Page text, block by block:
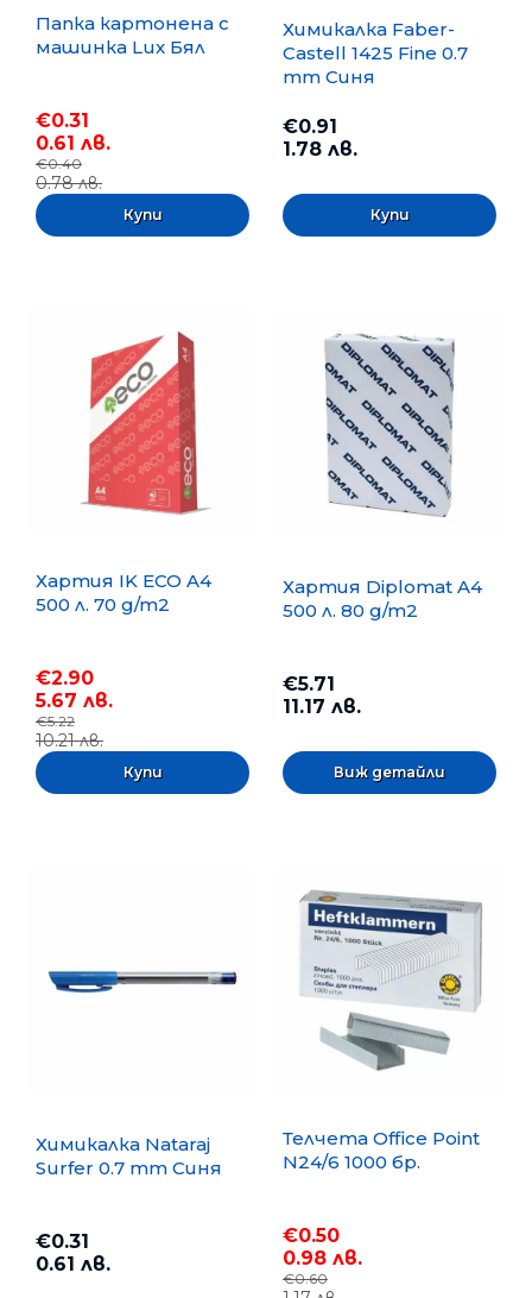
Папка картонена с
машинка Lux Бял
€0.31
0.61 лв.
€0.40
0.78 лв.
Химикалка Faber-
Castell 1425 Fine 0.7
mm Синя
€0.91
1.78 лв.
Хартия IK ECO A4
500 л. 70 g/m2
€2.90
5.67 лв.
€5.22
10.21 лв.
Хартия Diplomat A4
500 л. 80 g/m2
€5.71
11.17 лв.
Виж детайли
Химикалка Nataraj
Surfer 0.7 mm Синя
€0.31
0.61 лв.
Телчета Office Point
N24/6 1000 бр.
€0.50
0.98 лв.
€0.60